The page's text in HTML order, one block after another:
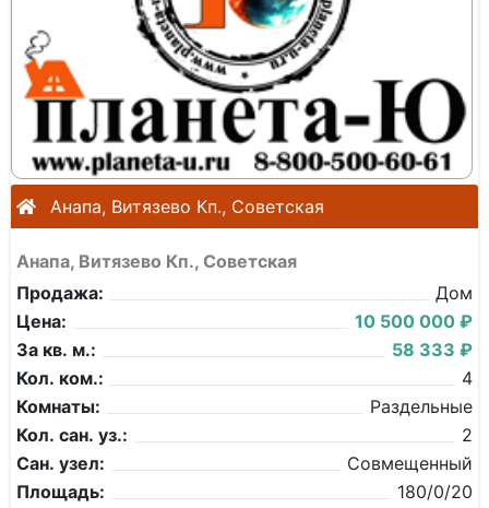
Анапа, Витязево Кп., Советская
Анапа, Витязево Кп., Советская
Продажа:
Дом
Цена:
10 500 000 ₽
За кв. м.:
58 333 ₽
Кол. ком.:
4
Комнаты:
Раздельные
Кол. сан. уз.:
2
Сан. узел:
Совмещенный
Площадь:
180/0/20